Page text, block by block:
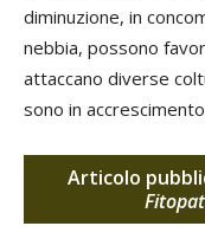
diminuzione, in
nebbia, possono
attaccano diverse
sono in
Articolo